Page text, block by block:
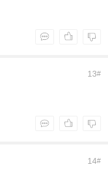
13#
14#